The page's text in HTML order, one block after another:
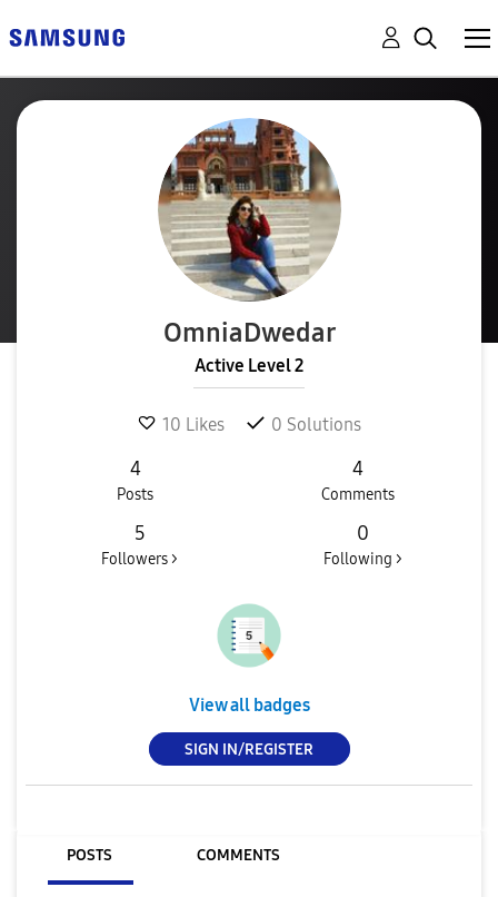
OmniaDwedar
Active Level 2
10 Likes 0 Solutions
4
Posts
4
Comments
5
Followers >
0
Following >
View all badges
SIGN IN/REGISTER
POSTS COMMENTS